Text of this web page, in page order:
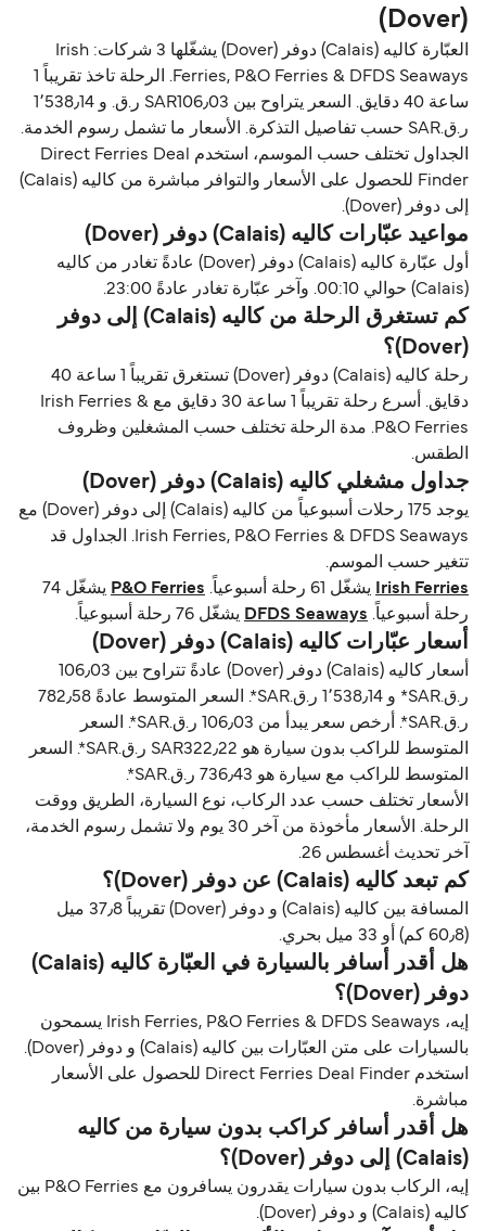
(Dover)
العبّارة كاليه (Calais) دوفر (Dover) يشغّلها 3 شركات: Irish
ساعة 40 دقايق. السعر يتراوح بين SAR106٫03 ر.ق.‏ و 1٬538٫14
ر.ق.‏SAR حسب تفاصيل التذكرة. الأسعار ما تشمل رسوم الخدمة.
الجداول تختلف حسب الموسم، استخدم Direct Ferries Deal
Finder للحصول على الأسعار والتوافر مباشرة من كاليه (Calais)
إلى دوفر (Dover).
مواعيد عبّارات كاليه (Calais) دوفر (Dover)
أول عبّارة كاليه (Calais) دوفر (Dover) عادةً تغادر من كاليه
(Calais) حوالي 00:10. وآخر عبّارة تغادر عادةً 23:00.
كم تستغرق الرحلة من كاليه (Calais) إلى دوفر
(Dover)؟
رحلة كاليه (Calais) دوفر (Dover) تستغرق تقريباً 1 ساعة 40
دقايق. أسرع رحلة تقريباً 1 ساعة 30 دقايق مع Irish Ferries &
P&O Ferries. مدة الرحلة تختلف حسب المشغلين وظروف
الطقس.
جداول مشغلي كاليه (Calais) دوفر (Dover)
يوجد 175 رحلات أسبوعياً من كاليه (Calais) إلى دوفر (Dover) مع
Irish Ferries, P&O Ferries & DFDS Seaways. الجداول قد
تتغير حسب الموسم.
Irish Ferries
يشغّل 61 رحلة أسبوعياً. P&O Ferries
يشغّل 74
رحلة أسبوعياً. DFDS Seaways يشغّل 76 رحلة أسبوعياً.
أسعار عبّارات كاليه (Calais) دوفر (Dover)
أسعار كاليه (Calais) دوفر (Dover) عادةً تتراوح بين 106٫03
ر.ق.‏SAR* و 1٬538٫14 ر.ق.‏SAR*. السعر المتوسط عادةً 782٫58
ر.ق.‏SAR*. أرخص سعر يبدأ من 106٫03 ر.ق.‏SAR*. السعر
المتوسط للراكب بدون سيارة هو SAR322٫22 ر.ق.‏SAR*. السعر
المتوسط للراكب مع سيارة هو 736٫43 ر.ق.‏SAR*.
الأسعار تختلف حسب عدد الركاب، نوع السيارة، الطريق ووقت
الرحلة. الأسعار مأخوذة من آخر 30 يوم ولا تشمل رسوم الخدمة،
آخر تحديث أغسطس 26.
كم تبعد كاليه (Calais) عن دوفر (Dover)؟
المسافة بين كاليه (Calais) و دوفر (Dover) تقريباً 37٫8 ميل
(60٫8 كم) أو 33 ميل بحري.
هل أقدر أسافر بالسيارة في العبّارة كاليه (Calais)
دوفر (Dover)؟
إيه، Irish Ferries, P&O Ferries & DFDS Seaways يسمحون
بالسيارات على متن العبّارات بين كاليه (Calais) و دوفر (Dover).
استخدم Direct Ferries Deal Finder للحصول على الأسعار
مباشرة.
هل أقدر أسافر كراكب بدون سيارة من كاليه
(Calais) إلى دوفر (Dover)؟
إيه، الركاب بدون سيارات يقدرون يسافرون مع P&O Ferries بين
كاليه (Calais) و دوفر (Dover).